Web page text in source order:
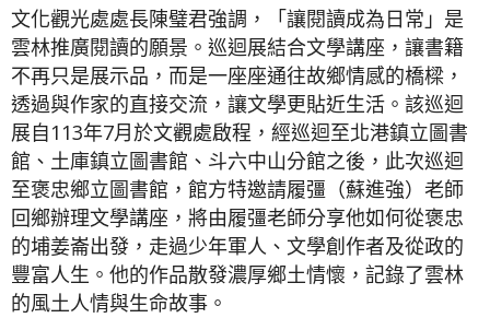
文化觀光處處長陳璧君強調，「讓閱讀成為日常」是
雲林推廣閱讀的願景。巡迴展結合文學講座，讓書籍
不再只是展示品，而是一座座通往故鄉情感的橋樑，
透過與作家的直接交流，讓文學更貼近生活。該巡迴
展自113年7月於文觀處啟程，經巡迴至北港鎮立圖書
館、土庫鎮立圖書館、斗六中山分館之後，此次巡迴
至褒忠鄉立圖書館，館方特邀請履彊（蘇進強）老師
回鄉辦理文學講座，將由履彊老師分享他如何從褒忠
的埔姜崙出發，走過少年軍人、文學創作者及從政的
豐富人生。他的作品散發濃厚鄉土情懷，記錄了雲林
的風土人情與生命故事。